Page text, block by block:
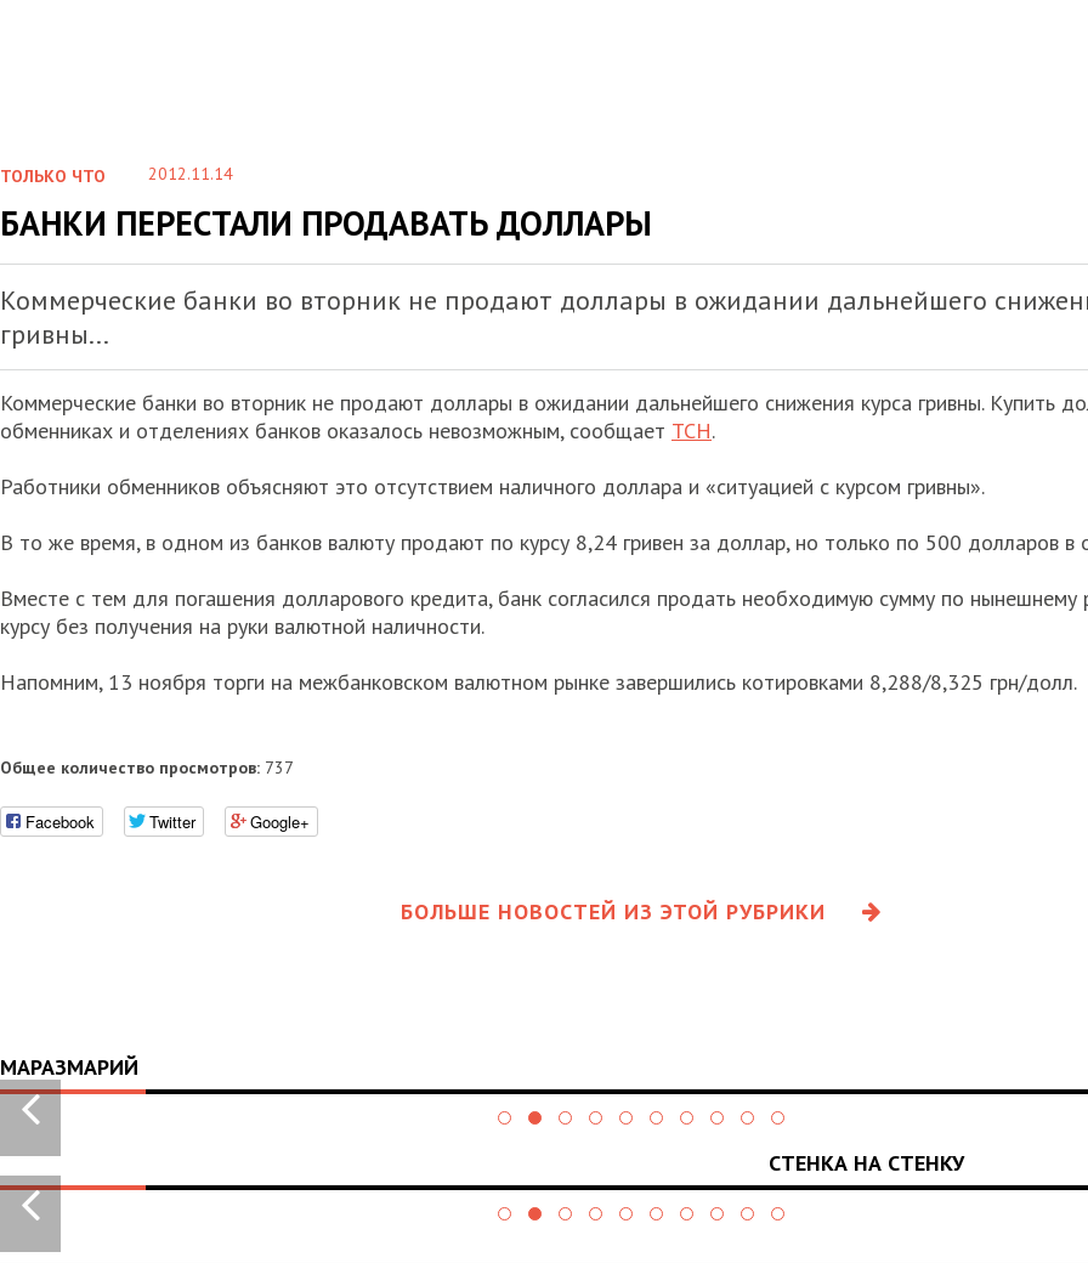
ТОЛЬКО ЧТО 2012.11.14
БАНКИ ПЕРЕСТАЛИ ПРОДАВАТЬ ДОЛЛАРЫ
Коммерческие банки во вторник не продают доллары в ожидании дальнейшего
гривны...
Коммерческие банки во вторник не продают доллары в ожидании дальнейшего снижения курса гривны. Купить
обменниках и отделениях банков оказалось невозможным, сообщает ТСН.
Работники обменников объясняют это отсутствием наличного доллара и «ситуацией с курсом гривны».
В то же время, в одном из банков валюту продают по курсу 8,24 гривен за доллар, но только по 500 долларов в
Вместе с тем для погашения долларового кредита, банк согласился продать необходимую сумму по нынешнему
курсу без получения на руки валютной наличности.
Напомним, 13 ноября торги на межбанковском валютном рынке завершились котировками 8,288/8,325 грн/долл.
Общее количество просмотров: 737
Facebook Twitter Google+
БОЛЬШЕ НОВОСТЕЙ ИЗ ЭТОЙ РУБРИКИ
МАРАЗМАРИЙ
СТЕНКА НА СТЕНКУ